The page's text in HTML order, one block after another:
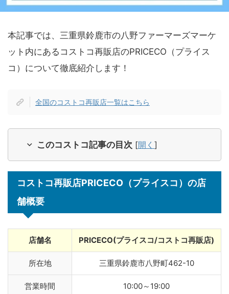
本記事では、三重県鈴鹿市の八野ファーマーズマーケ
ット内にあるコストコ再販店のPRICECO（プライス
コ）について徹底紹介します！
全国のコストコ再販店一覧はこちら
このコストコ記事の目次 [開く ]
コストコ再販店PRICECO（プライスコ）の店
舗概要
店舗名 PRICECO(プライスコ/コストコ再販店)
所在地 三重県鈴鹿市八野町462-10
営業時間 10:00～19:00